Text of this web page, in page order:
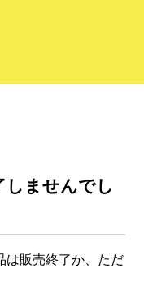
しませんでし
は販売終了か、ただ